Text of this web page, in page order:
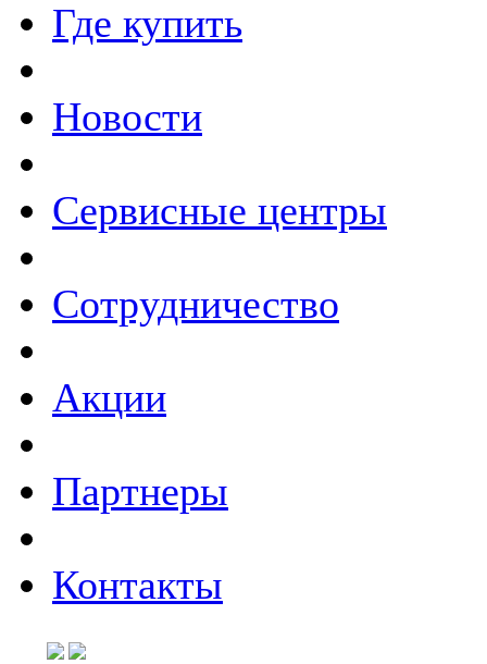
Где купить
Новости
Сервисные центры
Сотрудничество
Акции
Партнеры
Контакты